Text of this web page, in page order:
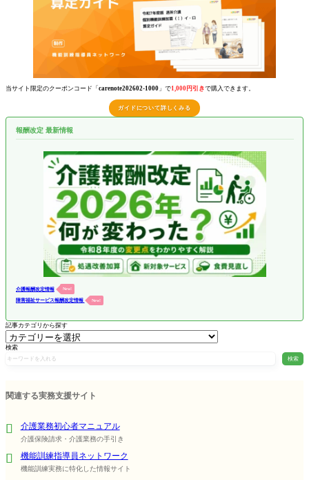
当サイト限定のクーポンコード「 carenote202602-1000 」で1,000円引きで購入できます。
ガイドについて詳しくみる
報酬改定 最新情報
介護報酬改定情報 New!
障害福祉サービス報酬改定情報 New!
記事カテゴリから探す
検索
検索
関連する実務支援サイト
介護業務初心者マニュアル
介護保険請求・介護業務の手引き
機能訓練指導員ネットワーク
機能訓練実務に特化した情報サイト